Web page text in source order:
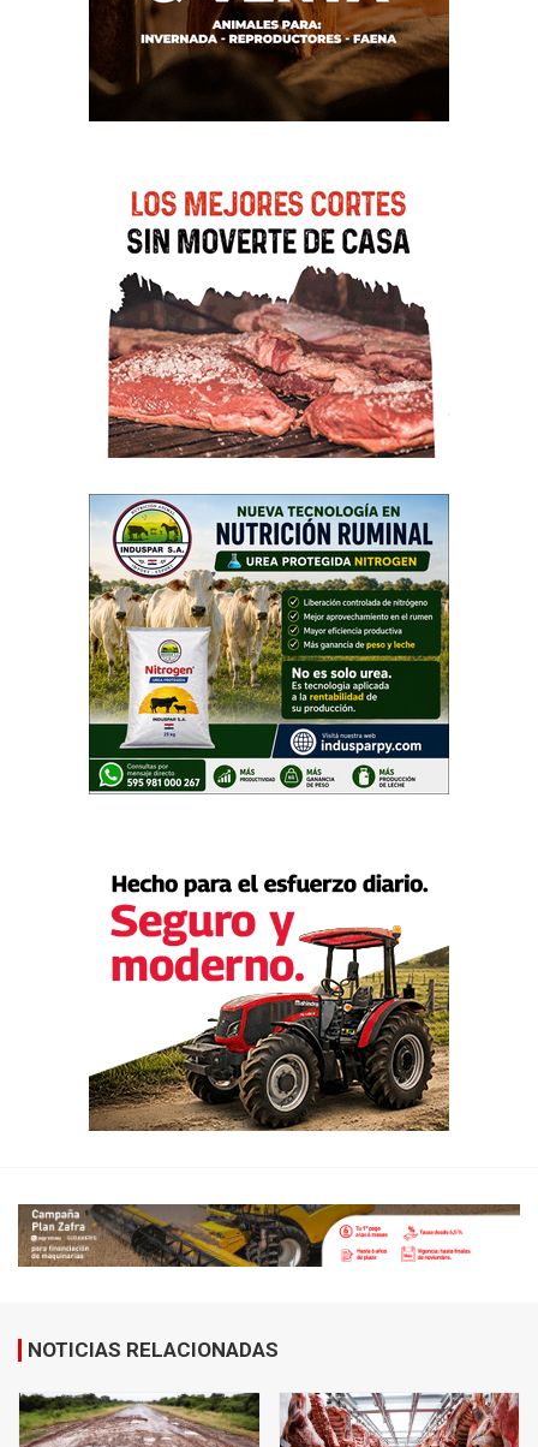
NOTICIAS RELACIONADAS